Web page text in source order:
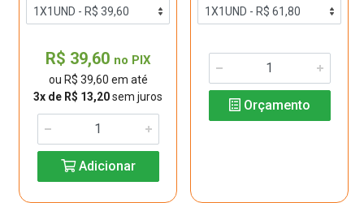
R$ 39,60 no PIX
ou R$ 39,60 em até
3x de R$ 13,20sem juros
Adicionar
Orçamento